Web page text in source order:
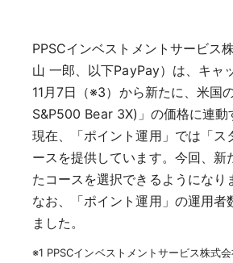
PPSCインベストメントサービス
山 一郎、以下PayPay）は、キャ
11月7日（※3）から新たに、米国
S&P500 Bear 3X)」の価格に連動
現在、「ポイント運用」では「
ースを提供しています。今回、
たコースを選択できるようになり
なお、「ポイント運用」の運用
ました。
※1 PPSCインベストメントサービス株式